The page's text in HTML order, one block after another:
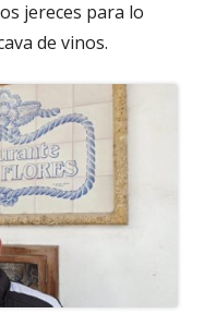
jereces para lo
de vinos.